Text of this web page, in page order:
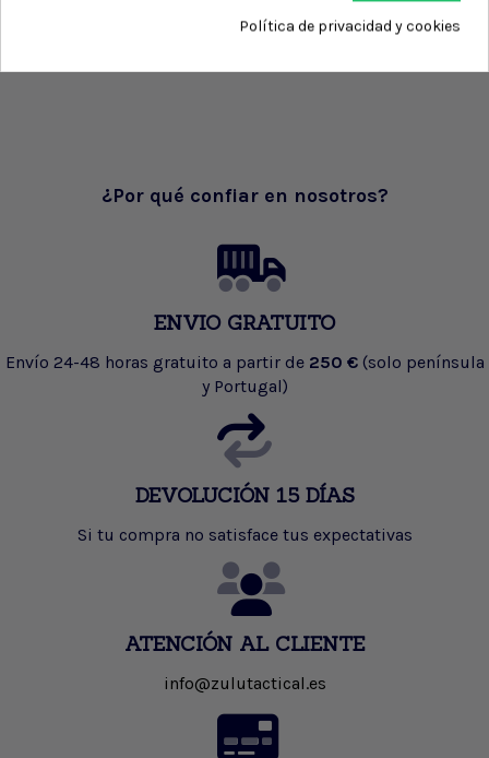
¿Por qué confiar en nosotros?
ENVIO GRATUITO
Envío 24-48 horas gratuito a partir de 250 € (solo península
y Portugal)
DEVOLUCIÓN 15 DÍAS
Si tu compra no satisface tus expectativas
ATENCIÓN AL CLIENTE
info@zulutactical.es
Política de privacidad y cookies